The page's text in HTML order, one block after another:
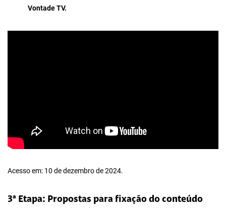
Vontade TV.
Acesso em: 10 de dezembro de 2024.
3ª Etapa: Propostas para fixação do conteúdo